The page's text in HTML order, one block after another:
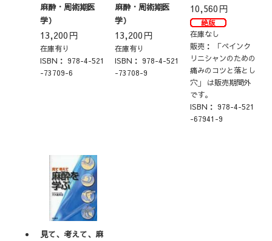
麻酔・周術期医
学）
13,200円
在庫有り
ISBN： 978-4-521
-73709-6
麻酔・周術期医
学）
13,200円
在庫有り
ISBN： 978-4-521
-73708-9
10,560円
在庫なし
販売：
「ペインク
リニシャンのための
痛みのコツと落とし
穴」 は販売期間外
です。
ISBN： 978-4-521
-67941-9
見て、考えて、麻